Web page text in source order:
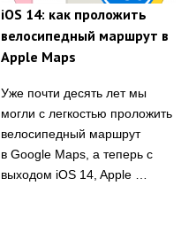
iOS 14: как проложить
велосипедный маршрут в
Apple Maps
Уже почти десять лет мы
могли с легкостью проложить
велосипедный маршрут
в Google Maps, а теперь с
выходом iOS 14, Apple …